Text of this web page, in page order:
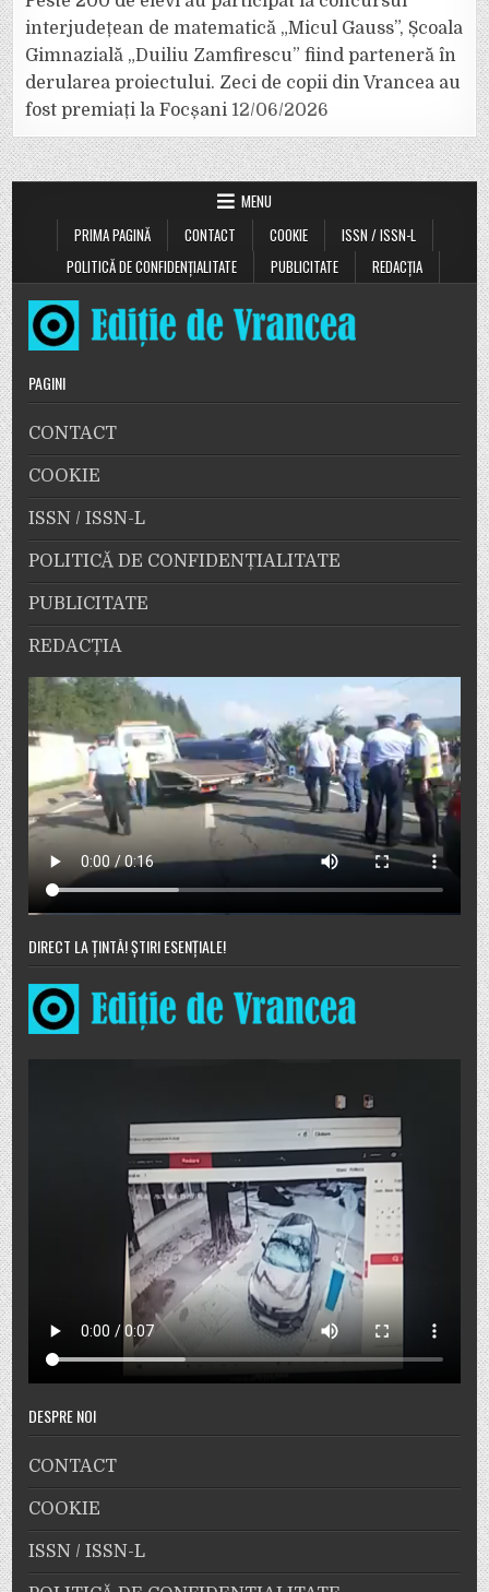
interjudețean de matematică „Micul Gauss”, Școala
Gimnazială „Duiliu Zamfirescu” fiind parteneră în
derularea proiectului. Zeci de copii din Vrancea au
fost premiați la Focșani 12/06/2026
MENU
PRIMA PAGINĂ
CONTACT COOKIE
ISSN / ISSN-L
POLITICĂ DE CONFIDENȚIALITATE
PUBLICITATE REDACȚIA
PAGINI
CONTACT
COOKIE
ISSN / ISSN-L
POLITICĂ DE CONFIDENȚIALITATE
PUBLICITATE
REDACȚIA
DIRECT LA ȚINTĂ! ȘTIRI ESENȚIALE!
DESPRE NOI
CONTACT
COOKIE
ISSN / ISSN-L